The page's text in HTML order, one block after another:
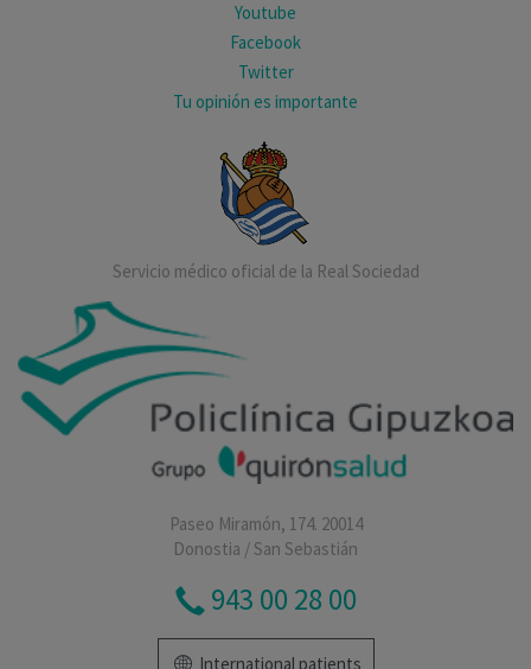
Youtube
Facebook
Twitter
Tu opinión es importante
Servicio médico oficial de la Real Sociedad
Paseo Miramón, 174. 20014
Donostia / San Sebastián
943 00 28 00
International patients